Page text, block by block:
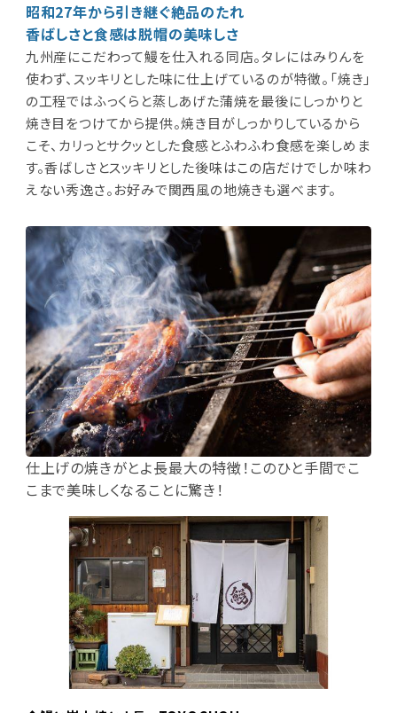
昭和27年から引き継ぐ絶品のたれ
香ばしさと食感は脱帽の美味しさ
九州産にこだわって鰻を仕入れる同店。タレにはみりんを
使わず、スッキリとした味に仕上げているのが特徴。「焼き」
の工程ではふっくらと蒸しあげた蒲焼を最後にしっかりと
焼き目をつけてから提供。焼き目がしっかりしているから
こそ、カリっとサクッとした食感とふわふわ食感を楽しめま
す。香ばしさとスッキリとした後味はこの店だけでしか味わ
えない秀逸さ。お好みで関西風の地焼きも選べます。
仕上げの焼きがとよ長最大の特徴！このひと手間でこ
こまで美味しくなることに驚き！